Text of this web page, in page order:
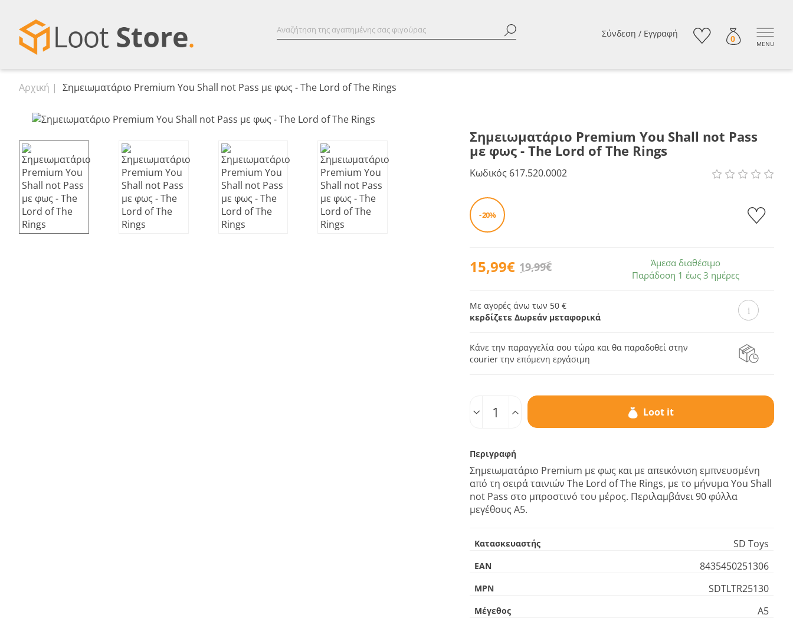
Σύνδεση / Εγγραφή 0 MENU
Αρχική Σημειωματάριο Premium You Shall not Pass με φως - The Lord of The Rings
Σημειωματάριο Premium You Shall not Pass
με φως - The Lord of The Rings
Κωδικός 617.520.0002
- 20%
15,99€ 19,99€
Άμεσα διαθέσιμο
Παράδοση 1 έως 3 ημέρες
Με αγορές άνω των 50 €
κερδίζετε Δωρεάν μεταφορικά
Κάνε την παραγγελία σου τώρα και θα παραδοθεί στην
courier την επόμενη εργάσιμη
Loot it
Περιγραφή
Σημειωματάριο Premium με φως και με απεικόνιση εμπνευσμένη
από τη σειρά ταινιών The Lord of The Rings, με το μήνυμα You Shall
not Pass στο μπροστινό του μέρος. Περιλαμβάνει 90 φύλλα
μεγέθους A5.
Κατασκευαστής SD Toys
EAN 8435450251306
MPN SDTLTR25130
Μέγεθος Α5